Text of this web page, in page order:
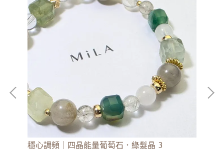
穩心調頻｜四晶能量葡萄石．綠髮晶 3